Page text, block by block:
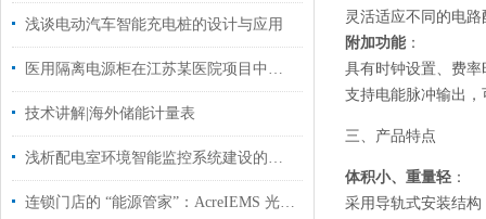
浅谈电动汽车智能充电桩的设计与应用
医用隔离电源柜在江苏某医院项目中的应用
技术讲解|海外储能计量表
浅析配电室环境智能监控系统建设的探索与实践
连锁门店的 “能源管家”：AcreIEMS 光储充，让每一度电都省在刀刃上
灵活适应不同的电
附加功能：
具有时钟设置、费
支持电能脉冲输出
三、产品特点
体积小、重量轻 ：
采用导轨式安装结